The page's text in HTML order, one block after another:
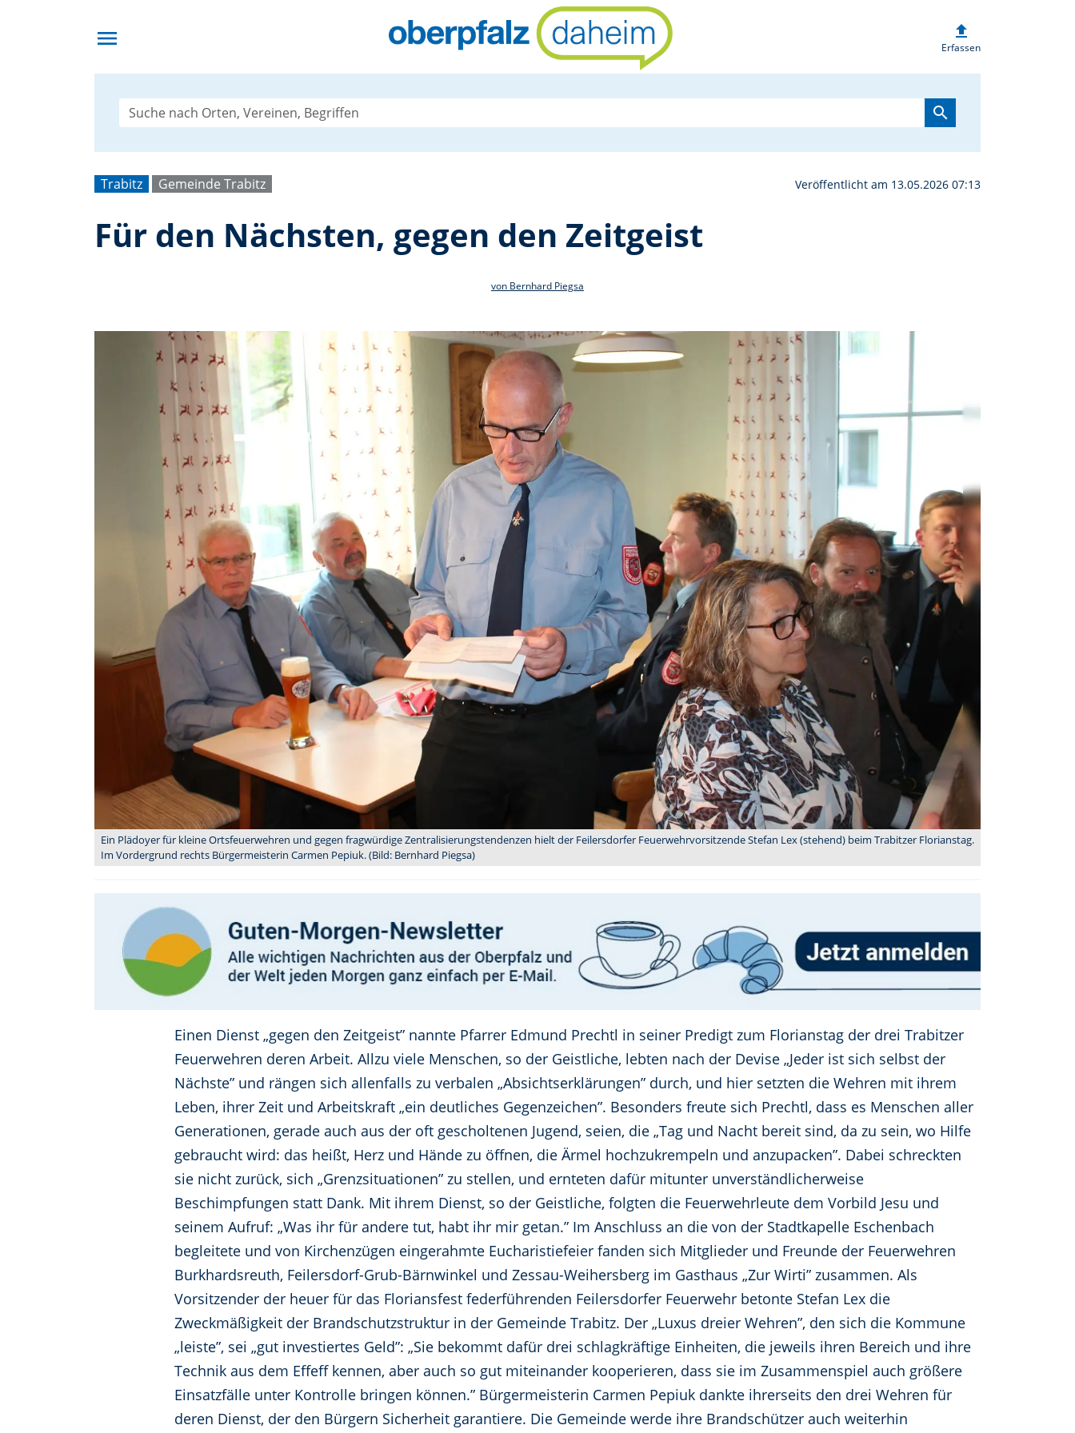
menu Für den Nächsten, gegen den
upload
Erfassen
search
Trabitz Gemeinde Trabitz Veröffentlicht am 13.05.2026 07:13
Für den Nächsten, gegen den Zeitgeist
von Bernhard Piegsa
Ein Plädoyer für kleine Ortsfeuerwehren und gegen fragwürdige Zentralisierungstendenzen hielt der Feilersdorfer Feuerwehrvorsitzende Stefan Lex (stehend) beim Trabitzer Florianstag.
Im Vordergrund rechts Bürgermeisterin Carmen Pepiuk. (Bild: Bernhard Piegsa)
Einen Dienst „gegen den Zeitgeist” nannte Pfarrer Edmund Prechtl in seiner Predigt zum Florianstag der drei Trabitzer
Feuerwehren deren Arbeit. Allzu viele Menschen, so der Geistliche, lebten nach der Devise „Jeder ist sich selbst der
Nächste” und rängen sich allenfalls zu verbalen „Absichtserklärungen” durch, und hier setzten die Wehren mit ihrem
Leben, ihrer Zeit und Arbeitskraft „ein deutliches Gegenzeichen”. Besonders freute sich Prechtl, dass es Menschen aller
Generationen, gerade auch aus der oft gescholtenen Jugend, seien, die „Tag und Nacht bereit sind, da zu sein, wo Hilfe
gebraucht wird: das heißt, Herz und Hände zu öffnen, die Ärmel hochzukrempeln und anzupacken”. Dabei schreckten
sie nicht zurück, sich „Grenzsituationen” zu stellen, und ernteten dafür mitunter unverständlicherweise
Beschimpfungen statt Dank. Mit ihrem Dienst, so der Geistliche, folgten die Feuerwehrleute dem Vorbild Jesu und
seinem Aufruf: „Was ihr für andere tut, habt ihr mir getan.” Im Anschluss an die von der Stadtkapelle Eschenbach
begleitete und von Kirchenzügen eingerahmte Eucharistiefeier fanden sich Mitglieder und Freunde der Feuerwehren
Burkhardsreuth, Feilersdorf-Grub-Bärnwinkel und Zessau-Weihersberg im Gasthaus „Zur Wirti” zusammen. Als
Vorsitzender der heuer für das Floriansfest federführenden Feilersdorfer Feuerwehr betonte Stefan Lex die
Zweckmäßigkeit der Brandschutzstruktur in der Gemeinde Trabitz. Der „Luxus dreier Wehren”, den sich die Kommune
„leiste”, sei „gut investiertes Geld”: „Sie bekommt dafür drei schlagkräftige Einheiten, die jeweils ihren Bereich und ihre
Technik aus dem Effeff kennen, aber auch so gut miteinander kooperieren, dass sie im Zusammenspiel auch größere
Einsatzfälle unter Kontrolle bringen können.” Bürgermeisterin Carmen Pepiuk dankte ihrerseits den drei Wehren für
deren Dienst, der den Bürgern Sicherheit garantiere. Die Gemeinde werde ihre Brandschützer auch weiterhin